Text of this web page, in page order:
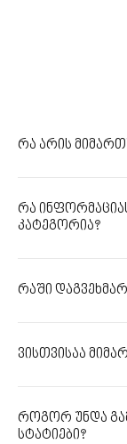
რა არის
რა
კატეგორია?
რაში
ვისთვისაა
როგორ უნდა
სტატიები?